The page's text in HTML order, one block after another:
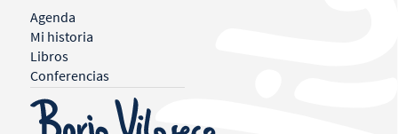
Agenda
Mi historia
Libros
Conferencias